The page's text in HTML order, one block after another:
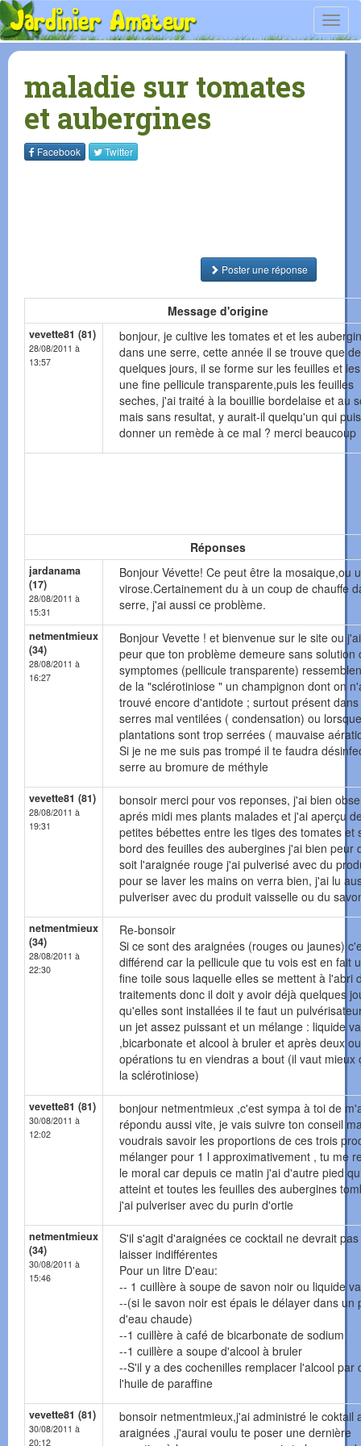
maladie sur tomates
et aubergines
Facebook Twitter
Poster une réponse
Message d'origine
vevette81 (81)
28/08/2011 à
13:57
bonjour, je cultive les tomates et et les
dans une serre, cette année il se trouve que
quelques jours, il se forme sur les feuilles et
une fine pellicule transparente,puis les feuilles
seches, j'ai traité à la bouillie bordelaise et au
mais sans resultat, y aurait-il quelqu'un qui
donner un remède à ce mal ? merci beaucoup
Réponses
jardanama
(17)
28/08/2011 à
15:31
Bonjour Vévette! Ce peut être la mosaique,ou
virose.Certainement du à un coup de chauffe
serre, j'ai aussi ce problème.
netmentmieux
(34)
28/08/2011 à
16:27
Bonjour Vevette ! et bienvenue sur le site ou
peur que ton problème demeure sans solution
symptomes (pellicule transparente)
de la "sclérotiniose " un champignon dont on
trouvé encore d'antidote ; surtout présent
serres mal ventilées ( condensation) ou
plantations sont trop serrées ( mauvaise
Si je ne me suis pas trompé il te faudra
serre au bromure de méthyle
vevette81 (81)
28/08/2011 à
19:31
bonsoir merci pour vos reponses, j'ai bien
aprés midi mes plants malades et j'ai aperçu
petites bébettes entre les tiges des tomates et
bord des feuilles des aubergines j'ai bien peur
soit l'araignée rouge j'ai pulverisé avec du
pour se laver les mains on verra bien, j'ai lu
pulveriser avec du produit vaisselle ou du
netmentmieux
(34)
28/08/2011 à
22:30
Re-bonsoir
Si ce sont des araignées (rouges ou jaunes)
différend car la pellicule que tu vois est en fait
fine toile sous laquelle elles se mettent à l'abri
traitements donc il doit y avoir déjà quelques
qu'elles sont installées il te faut un
un jet assez puissant et un mélange : liquide
,bicarbonate et alcool à bruler et après deux
opérations tu en viendras a bout (il vaut mieux
la sclérotiniose)
vevette81 (81)
30/08/2011 à
12:02
bonjour netmentmieux ,c'est sympa à toi de
répondu aussi vite, je vais suivre ton conseil
voudrais savoir les proportions de ces trois
mélanger pour 1 l approximativement , tu me
le moral car depuis ce matin j'ai d'autre pied
atteint et toutes les feuilles des aubergines
j'ai pulveriser avec du purin d'ortie
netmentmieux
(34)
30/08/2011 à
15:46
S'il s'agit d'araignées ce cocktail ne devrait
laisser indifférentes
Pour un litre D'eau:
-- 1 cuillère à soupe de savon noir ou liquide
--(si le savon noir est épais le délayer dans un
d'eau chaude)
--1 cuillère à café de bicarbonate de sodium
--1 cuillère a soupe d'alcool à bruler
--S'il y a des cochenilles remplacer l'alcool par
l'huile de paraffine
vevette81 (81)
30/08/2011 à
20:12
bonsoir netmentmieux,j'ai administré le coktail
araignées ,j'aurai voulu te poser une dernière